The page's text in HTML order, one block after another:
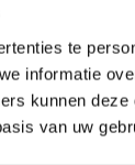
te
informatie
kunnen
van uw